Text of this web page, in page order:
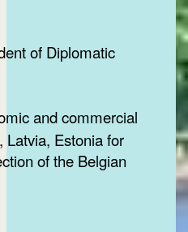
and commercial
Latvia, Estonia for
of the Belgian